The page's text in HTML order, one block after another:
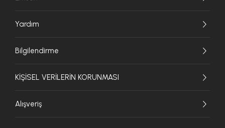
Yardım
Bilgilendirme
KİŞİSEL VERİLERİN KORUNMASI
Alışveriş